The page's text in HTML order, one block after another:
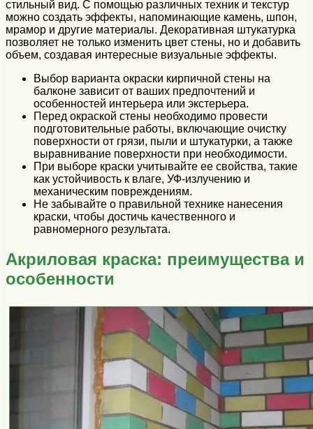
стильный вид. С помощью различных техник и текстур
можно создать эффекты, напоминающие камень, шпон,
мрамор и другие материалы. Декоративная штукатурка
позволяет не только изменить цвет стены, но и добавить
объем, создавая интересные визуальные эффекты.
Выбор варианта окраски кирпичной стены на
балконе зависит от ваших предпочтений и
особенностей интерьера или экстерьера.
Перед окраской стены необходимо провести
подготовительные работы, включающие очистку
поверхности от грязи, пыли и штукатурки, а также
выравнивание поверхности при необходимости.
При выборе краски учитывайте ее свойства, такие
как устойчивость к влаге, УФ-излучению и
механическим повреждениям.
Не забывайте о правильной технике нанесения
краски, чтобы достичь качественного и
равномерного результата.
Акриловая краска: преимущества и
особенности